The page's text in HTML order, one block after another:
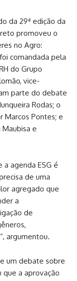
da 29ª edição da
promoveu o
no Agro:
comandada pela
do Grupo
vice-
parte do debate
Rodas; o
Marcos Pontes; e
Maubisa e
agenda ESG é
de uma
agregado que
a
de
argumentou.
um debate sobre
a aprovação